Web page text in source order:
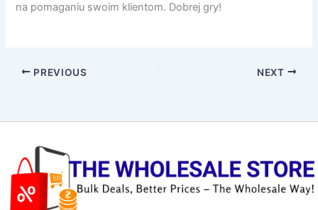
na pomaganiu swoim klientom. Dobrej gry!
PREVIOUS NEXT